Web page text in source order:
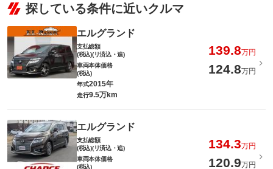
探している条件に近いクルマ
エルグランド
支払総額
(税込)(リ済込・追)
139.8万円
車両本体価格
(税込)
124.8万円
年式2015年
走行9.5万km
エルグランド
支払総額
(税込)(リ済込・追)
134.3万円
車両本体価格
(税込)
120.9万円